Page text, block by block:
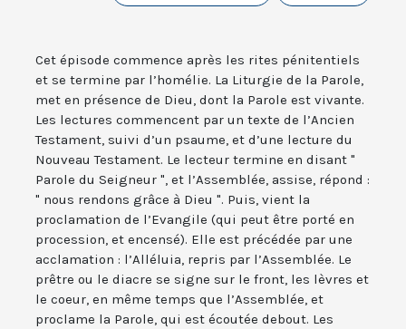
Cet épisode commence après les rites pénitentiels
et se termine par l’homélie. La Liturgie de la Parole,
met en présence de Dieu, dont la Parole est vivante.
Les lectures commencent par un texte de l’Ancien
Testament, suivi d’un psaume, et d’une lecture du
Nouveau Testament. Le lecteur termine en disant "
Parole du Seigneur ", et l’Assemblée, assise, répond :
" nous rendons grâce à Dieu ". Puis, vient la
proclamation de l’Evangile (qui peut être porté en
procession, et encensé). Elle est précédée par une
acclamation : l’Alléluia, repris par l’Assemblée. Le
prêtre ou le diacre se signe sur le front, les lèvres et
le coeur, en même temps que l’Assemblée, et
proclame la Parole, qui est écoutée debout. Les